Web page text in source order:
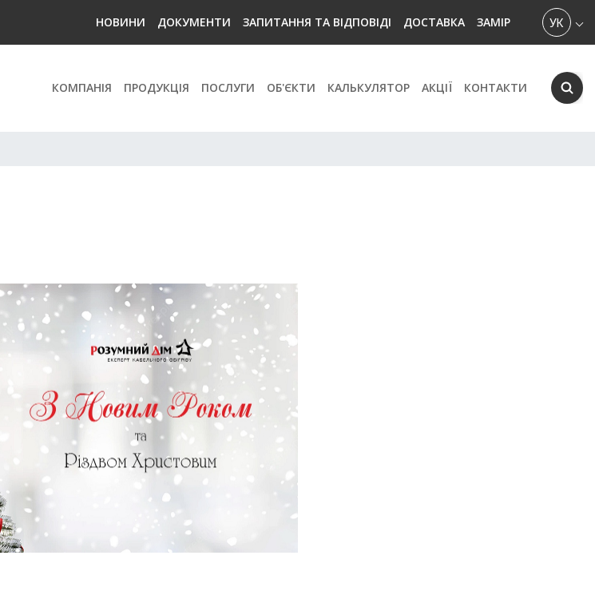
НОВИНИ ДОКУМЕНТИ ЗАПИТАННЯ ТА ВІДПОВІДІ ДОСТАВКА ЗАМІР
КОМПАНІЯ ПРОДУКЦІЯ ПОСЛУГИ ОБ'ЄКТИ КАЛЬКУЛЯТОР АКЦІЇ КОНТАКТИ